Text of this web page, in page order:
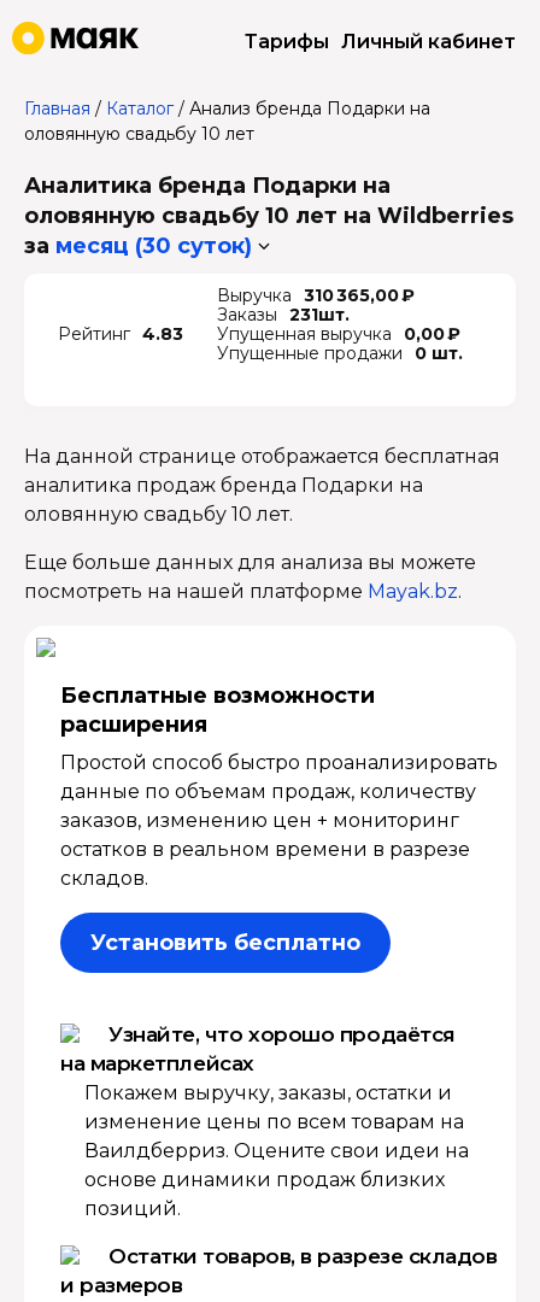
Тарифы Личный кабинет
Главная / Каталог/ Анализ бренда Подарки на
оловянную свадьбу 10 лет
Аналитика бренда Подарки на
оловянную свадьбу 10 лет на Wildberries
за месяц (30 суток)
Рейтинг 4.83
Выручка
310 365,00 ₽
Заказы
231шт.
Упущенная выручка
0,00 ₽
Упущенные продажи
0 шт.
На данной странице отображается бесплатная
аналитика продаж бренда Подарки на
оловянную свадьбу 10 лет.
Еще больше данных для анализа вы можете
посмотреть на нашей платформе Mayak.bz.
Бесплатные возмож­ности
расширения
Простой способ быстро проанализировать
данные по объемам продаж, количеству
заказов, изменению цен + мониторинг
остатков в реальном времени в разрезе
складов.
Установить бесплатно
Узнайте, что хорошо продаётся
на маркетплейсах
Покажем выручку, заказы, остатки и
изменение цены по всем товарам на
Ваилдберриз. Оцените свои идеи на
основе динамики продаж близких
позиций.
Остатки товаров, в разрезе складов
и размеров